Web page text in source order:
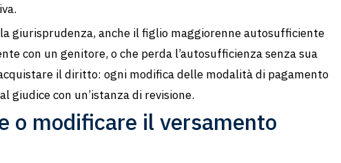
giurisprudenza, anche il figlio maggiorenne autosufficiente
con un genitore, o che perda l’autosufficienza senza sua
il diritto: ogni modifica delle modalità di pagamento
giudice con un’istanza di revisione.
o modificare il versamento